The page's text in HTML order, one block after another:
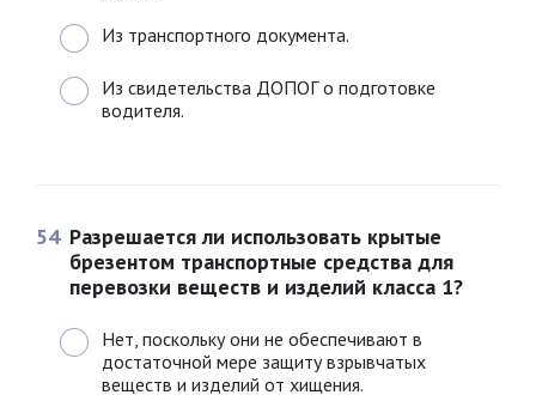
Из транспортного документа.
Из свидетельства ДОПОГ о подготовке
водителя.
54 Разрешается ли использовать крытые
брезентом транспортные средства для
перевозки веществ и изделий класса 1?
Нет, поскольку они не обеспечивают в
достаточной мере защиту взрывчатых
веществ и изделий от хищения.